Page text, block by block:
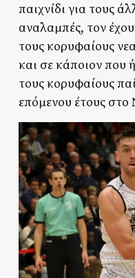
παιχνίδι για τους
αναλαμπές, τον
τους κορυφαίους
και σε κάποιον που
τους κορυφαίους
επόμενου έτους